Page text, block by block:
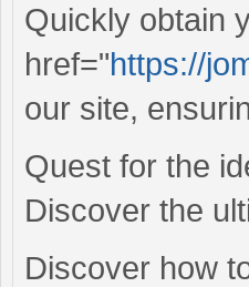
Quickly obtain
href="https://
our site,
Quest for the
Discover the
Discover how